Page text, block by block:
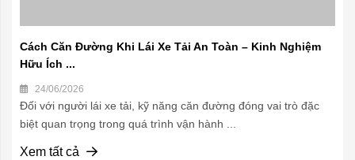
Cách Căn Đường Khi Lái Xe Tải An Toàn – Kinh Nghiệm
Hữu Ích ...
24/06/2026
Đối với người lái xe tải, kỹ năng căn đường đóng vai trò đặc
biệt quan trọng trong quá trình vận hành ...
Xem tất cả